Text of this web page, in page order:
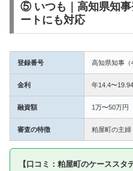
⑤ いつも｜高知県知
ートにも対応
登録番号 高知県知事（
金利 年14.4〜
融資額 1万〜50万円
審査の特徴 粕屋町の主婦
【口コミ：粕屋町のケーススタ